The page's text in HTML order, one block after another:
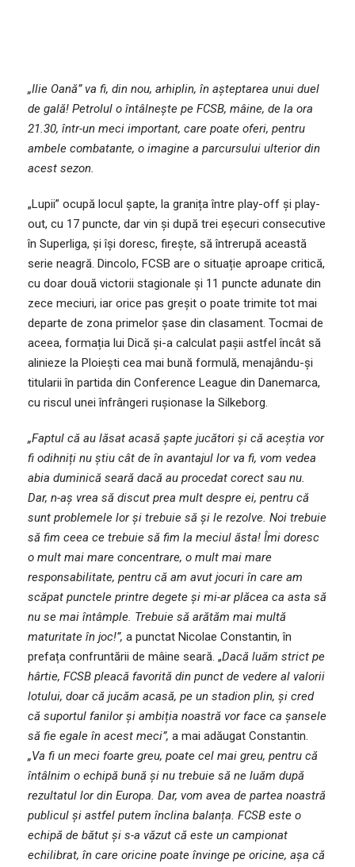
„Ilie Oană” va fi, din nou, arhiplin, în așteptarea unui duel
de gală! Petrolul o întâlnește pe FCSB, mâine, de la ora
21.30, într-un meci important, care poate oferi, pentru
ambele combatante, o imagine a parcursului ulterior din
acest sezon.
„Lupii” ocupă locul șapte, la granița între play-off și play-
out, cu 17 puncte, dar vin și după trei eșecuri consecutive
în Superliga, și își doresc, firește, să întrerupă această
serie neagră. Dincolo, FCSB are o situație aproape critică,
cu doar două victorii stagionale și 11 puncte adunate din
zece meciuri, iar orice pas greșit o poate trimite tot mai
departe de zona primelor șase din clasament. Tocmai de
aceea, formația lui Dică și-a calculat pașii astfel încât să
alinieze la Ploiești cea mai bună formulă, menajându-și
titularii în partida din Conference League din Danemarca,
cu riscul unei înfrângeri rușionase la Silkeborg.
„Faptul că au lăsat acasă șapte jucători și că aceștia vor
fi odihniți nu știu cât de în avantajul lor va fi, vom vedea
abia duminică seară dacă au procedat corect sau nu.
Dar, n-aș vrea să discut prea mult despre ei, pentru că
sunt problemele lor și trebuie să și le rezolve. Noi trebuie
să fim ceea ce trebuie să fim la meciul ăsta! Îmi doresc
o mult mai mare concentrare, o mult mai mare
responsabilitate, pentru că am avut jocuri în care am
scăpat punctele printre degete și mi-ar plăcea ca asta să
nu se mai întâmple. Trebuie să arătăm mai multă
maturitate în joc!”, a punctat Nicolae Constantin, în
prefața confruntării de mâine seară. „Dacă luăm strict pe
hârtie, FCSB pleacă favorită din punct de vedere al valorii
lotului, doar că jucăm acasă, pe un stadion plin, și cred
că suportul fanilor și ambiția noastră vor face ca șansele
să fie egale în acest meci”, a mai adăugat Constantin.
„Va fi un meci foarte greu, poate cel mai greu, pentru că
întâlnim o echipă bună și nu trebuie să ne luăm după
rezultatul lor din Europa. Dar, vom avea de partea noastră
publicul și astfel putem înclina balanța. FCSB este o
echipă de bătut și s-a văzut că este un campionat
echilibrat, în care oricine poate învinge pe oricine, așa că